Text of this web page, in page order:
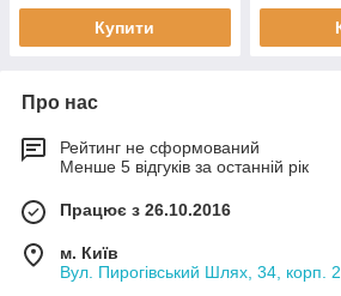
Купити
Про нас
Рейтинг не сформований
Менше 5 відгуків за останній рік
Працює з 26.10.2016
м. Київ
Вул. Пирогівський Шлях, 34, корп.